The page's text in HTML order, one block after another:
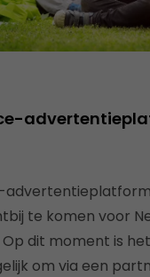
te komen voor
dit moment is
om via een